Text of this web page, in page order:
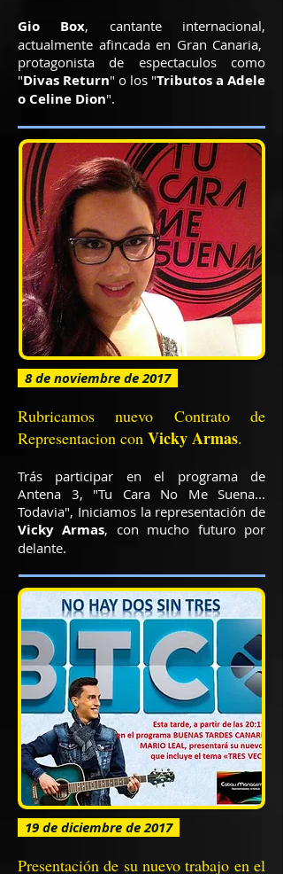
8 de noviembre de 2017
Rubricamos nuevo Contrato de
Representacion con Vicky Armas.
Trás participar en el programa de
Antena 3, "Tu Cara No Me Suena...
Todavia", Iniciamos la representación de
Vicky Armas, con mucho futuro por
delante.
19 de diciembre de 2017
Presentación de su nuevo trabajo en el
Gio Box, cantante internacional,
actualmente afincada en Gran Canaria,
protagonista de espectaculos como
"Divas Return" o los "Tributos a Adele
o Celine Dion".